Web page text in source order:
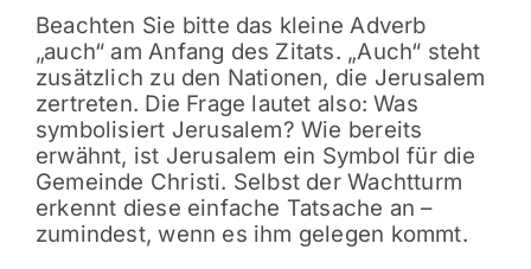
Beachten Sie bitte das kleine Adverb
„auch“ am Anfang des Zitats. „Auch“ steht
zusätzlich zu den Nationen, die Jerusalem
zertreten. Die Frage lautet also: Was
symbolisiert Jerusalem? Wie bereits
erwähnt, ist Jerusalem ein Symbol für die
Gemeinde Christi. Selbst der Wachtturm
erkennt diese einfache Tatsache an –
zumindest, wenn es ihm gelegen kommt.